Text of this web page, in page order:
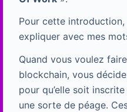
Pour cette
expliquer avec mes
Quand vous voulez
blockchain, vous
pour qu’elle soit
une sorte de péage.